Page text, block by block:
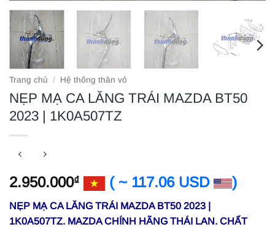
Trang chủ / Hệ thống thân vỏ
NẸP MẠ CA LĂNG TRÁI MAZDA BT50
2023 | 1K0A507TZ
2.950.000₫ ( ~ 117.06 USD )
NẸP MẠ CA LĂNG TRÁI MAZDA BT50 2023 |
1K0A507TZ. MAZDA CHÍNH HÃNG THÁI LAN. CHẤT